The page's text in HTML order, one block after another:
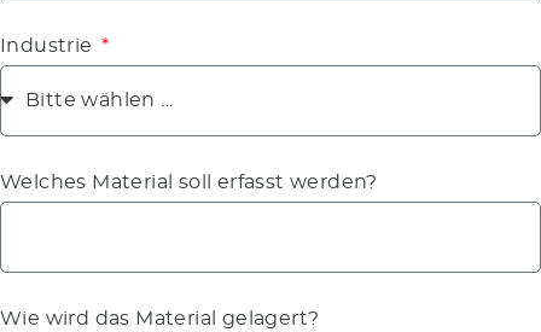
Industrie
Welches Material soll erfasst werden?
Wie wird das Material gelagert?